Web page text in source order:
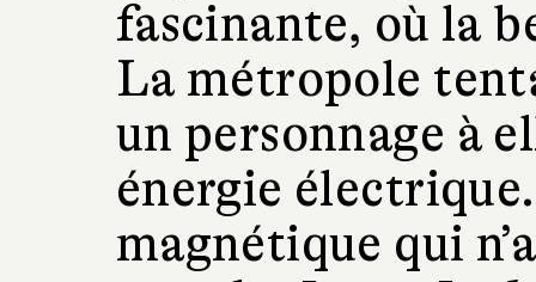
fascinante, où la
La métropole
un personnage à
énergie
magnétique qui